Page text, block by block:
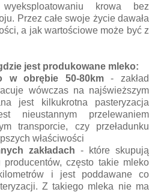
krowa bez
Przez całe swoje życie dawała
a jak wartościowe może być z
jest produkowane mleko:
w obrębie 50-80km- zakład
wówczas na najświeższym
jest kilkukrotna pasteryzacja
nieustannym przelewaniem
transporcie, czy przeładunku
właściwości
zakładach - które skupują
często takie mleko
i jest poddawane co
Z takiego mleka nie ma